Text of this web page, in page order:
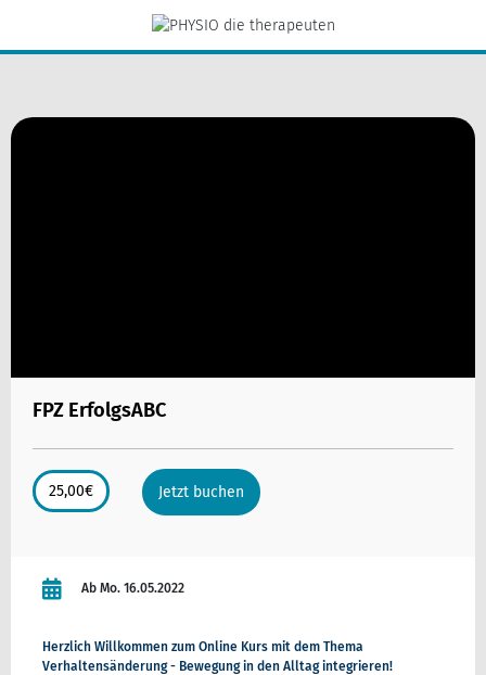
FPZ ErfolgsABC
25,00€ Jetzt buchen
Ab Mo. 16.05.2022
Herzlich Willkommen zum Online Kurs mit dem Thema
Verhaltensänderung - Bewegung in den Alltag integrieren!